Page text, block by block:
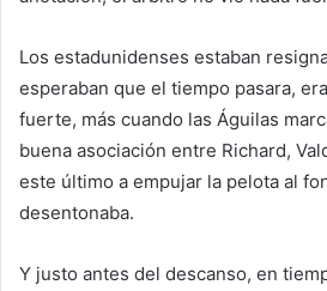
Los estadunidenses estaban
esperaban que el tiempo pasara,
fuerte, más cuando las Águilas
buena asociación entre Richard,
este último a empujar la pelota al
desentonaba.
Y justo antes del descanso, en